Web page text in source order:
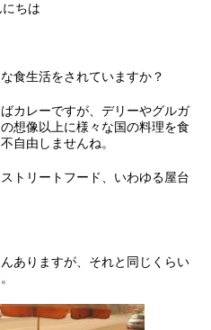
にちは
食生活をされていますか？
カレーですが、デリーやグルガ
想像以上に様々な国の料理を食
自由しませんね。
トリートフード、いわゆる屋台
ありますが、それと同じくらい